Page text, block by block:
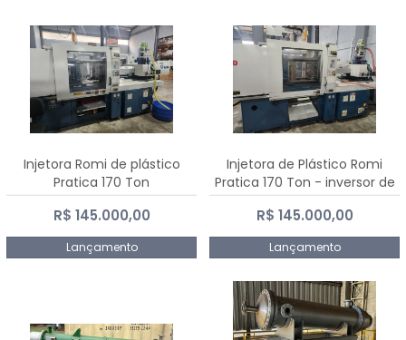
Injetora Romi de plástico
Pratica 170 Ton
R$ 145.000,00
Lançamento
Injetora de Plástico Romi
Pratica 170 Ton - inversor de
frequência NR 12
R$ 145.000,00
Lançamento